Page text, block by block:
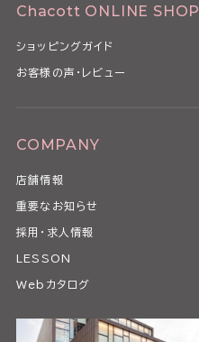
Chacott ONLINE SHOP
ショッピングガイド
お客様の声・レビュー
COMPANY
店舗情報
重要なお知らせ
採用・求人情報
LESSON
Webカタログ